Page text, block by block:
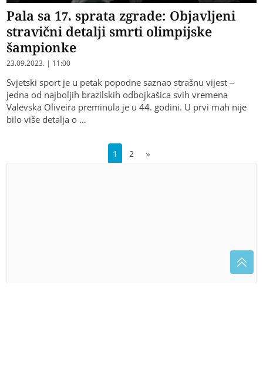
Pala sa 17. sprata zgrade: Objavljeni
stravični detalji smrti olimpijske
šampionke
23.09.2023. | 11:00
Svjetski sport je u petak popodne saznao strašnu vijest –
jedna od najboljih brazilskih odbojkašica svih vremena
Valevska Oliveira preminula je u 44. godini. U prvi mah nije
bilo više detalja o …
1 2 »